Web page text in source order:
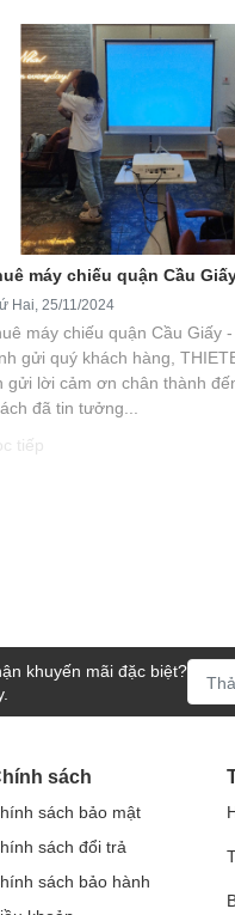
máy chiếu quận Cầu
Hai, 25/11/2024
máy chiếu quận Cầu Giấy
gửi quý khách hàng,
gửi lời cảm ơn chân thành
đã tin tưởng...
tiếp
khuyến mãi đặc biệt?
sách
sách bảo mật
sách đổi trả
sách bảo hành